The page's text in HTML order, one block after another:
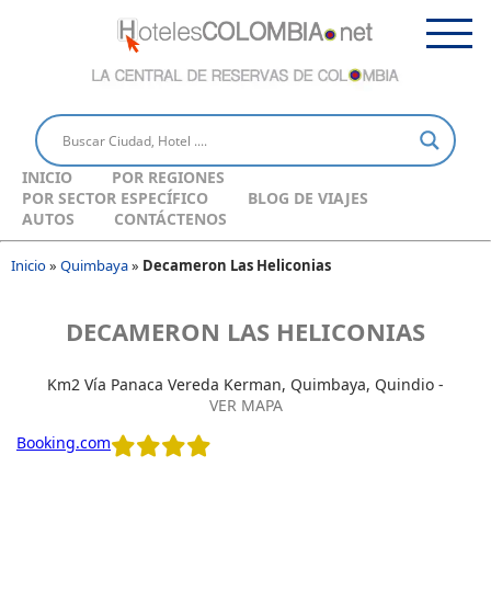
INICIO
POR REGIONES
POR SECTOR ESPECÍFICO
BLOG DE VIAJES
AUTOS
CONTÁCTENOS
Inicio» Quimbaya» Decameron Las Heliconias
DECAMERON LAS HELICONIAS
Km2 Vía Panaca Vereda Kerman, Quimbaya, Quindio -
VER MAPA
Booking.com